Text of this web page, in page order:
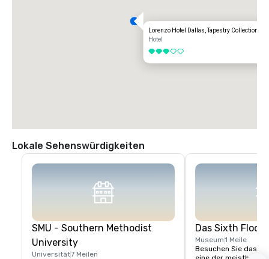
Lorenzo Hotel Dallas, Tapestry Collection by
Hotel
3 von 5
Lokale Sehenswürdigkeiten
SMU - Southern Methodist
University
Universität7 Meilen
Das Sixth Floor
Museum1 Meile
Besuchen Sie das